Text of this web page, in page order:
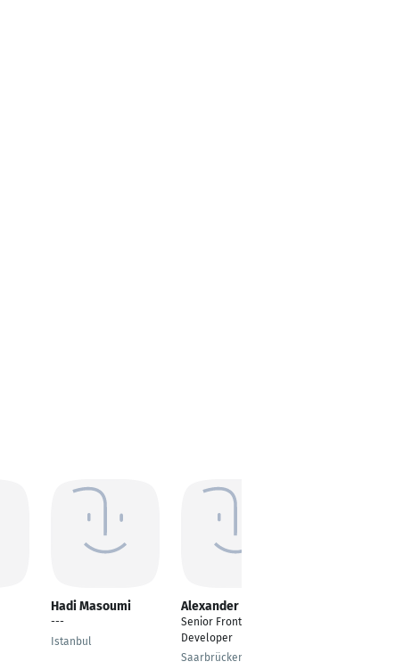
Hadi Masoumi
---
Istanbul
Alexander Spies
Senior Frontend
Developer
Saarbrücken